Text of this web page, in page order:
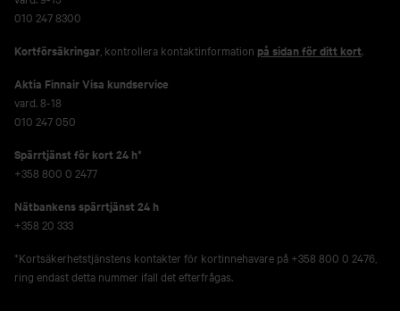
010 247 8300
Kortförsäkringar , kontrollera kontaktinformation på sidan för ditt kort.
Aktia Finnair Visa kundservice
vard. 8-18
010 247 050
Spärrtjänst för kort 24 h*
+358 800 0 2477
Nätbankens spärrtjänst 24 h
+358 20 333
*Kortsäkerhetstjänstens kontakter för kortinnehavare på +358 800 0 2476,
ring endast detta nummer ifall det efterfrågas.